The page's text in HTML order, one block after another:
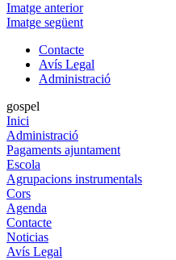
Imatge anterior
Imatge següent
Contacte
Avís Legal
Administració
gospel
Inici
Administració
Pagaments ajuntament
Escola
Agrupacions instrumentals
Cors
Agenda
Contacte
Noticias
Avís Legal